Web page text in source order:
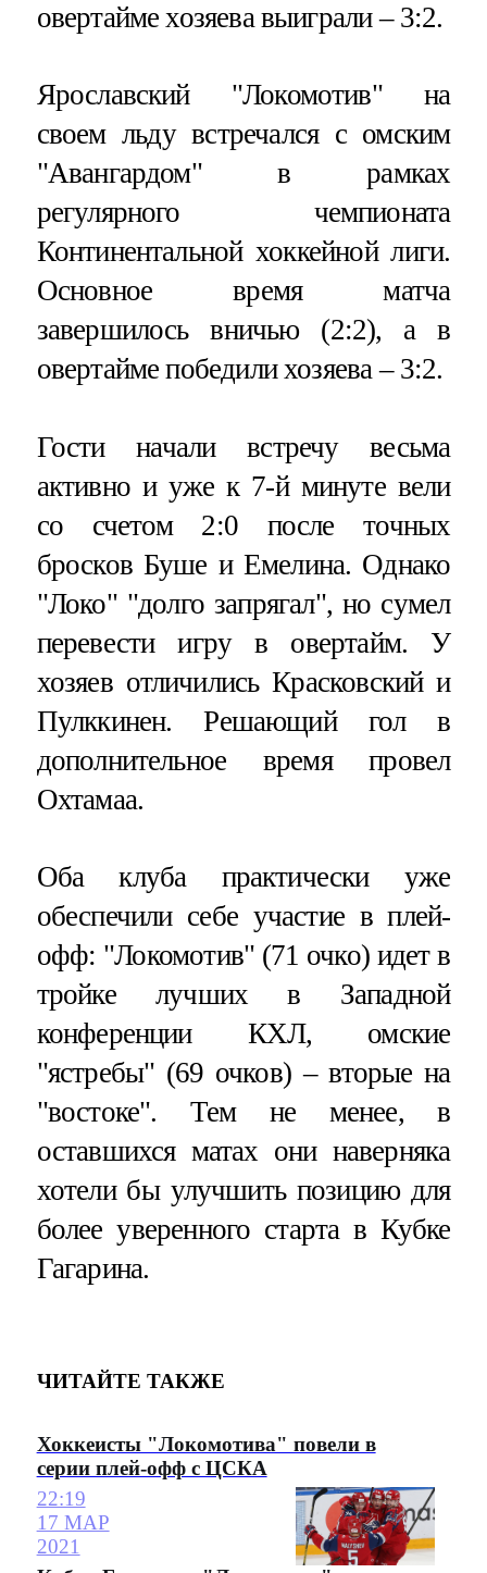
овертайме хозяева выиграли – 3:2.
Ярославский "Локомотив" на
своем льду встречался с омским
"Авангардом" в рамках
регулярного чемпионата
Континентальной хоккейной лиги.
Основное время матча
завершилось вничью (2:2), а в
овертайме победили хозяева – 3:2.
Гости начали встречу весьма
активно и уже к 7-й минуте вели
со счетом 2:0 после точных
бросков Буше и Емелина. Однако
"Локо" "долго запрягал", но сумел
перевести игру в овертайм. У
хозяев отличились Красковский и
Пулккинен. Решающий гол в
дополнительное время провел
Охтамаа.
Оба клуба практически уже
обеспечили себе участие в плей-
офф: "Локомотив" (71 очко) идет в
тройке лучших в Западной
конференции КХЛ, омские
"ястребы" (69 очков) – вторые на
"востоке". Тем не менее, в
оставшихся матах они наверняка
хотели бы улучшить позицию для
более уверенного старта в Кубке
Гагарина.
ЧИТАЙТЕ ТАКЖЕ
Хоккеисты "Локомотива" повели в
серии плей-офф с ЦСКА
22:19
17 МАР
2021